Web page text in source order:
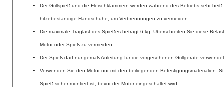
Der Grillspieß und die Fleischklammern werden während des Betriebs sehr
hitzebeständige Handschuhe, um Verbrennungen zu vermeiden.
Die maximale Traglast des Spießes beträgt 6 kg. Überschreiten Sie diese
Motor oder Spieß zu vermeiden.
Der Spieß darf nur gemäß Anleitung für die vorgesehenen Grillgeräte
Verwenden Sie den Motor nur mit den beiliegenden Befestigungsmaterialien.
Spieß sicher montiert ist, bevor der Motor eingeschaltet wird.